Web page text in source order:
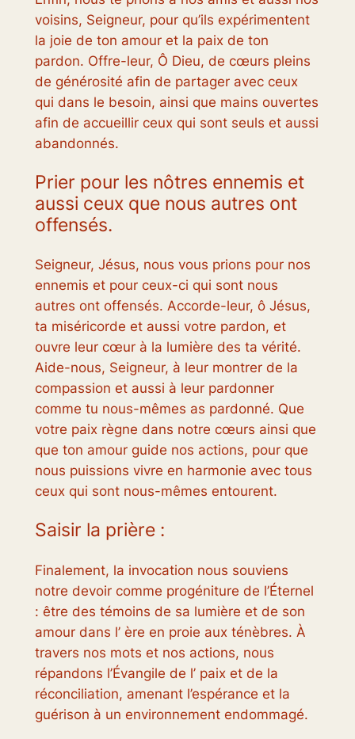
voisins, Seigneur, pour qu’ils expérimentent
la joie de ton amour et la paix de ton
pardon. Offre-leur, Ô Dieu, de cœurs pleins
de générosité afin de partager avec ceux
qui dans le besoin, ainsi que mains ouvertes
afin de accueillir ceux qui sont seuls et aussi
abandonnés.
Prier pour les nôtres ennemis et
aussi ceux que nous autres ont
offensés.
Seigneur, Jésus, nous vous prions pour nos
ennemis et pour ceux-ci qui sont nous
autres ont offensés. Accorde-leur, ô Jésus,
ta miséricorde et aussi votre pardon, et
ouvre leur cœur à la lumière des ta vérité.
Aide-nous, Seigneur, à leur montrer de la
compassion et aussi à leur pardonner
comme tu nous-mêmes as pardonné. Que
votre paix règne dans notre cœurs ainsi que
que ton amour guide nos actions, pour que
nous puissions vivre en harmonie avec tous
ceux qui sont nous-mêmes entourent.
Saisir la prière :
Finalement, la invocation nous souviens
notre devoir comme progéniture de l’Éternel
: être des témoins de sa lumière et de son
amour dans l’ ère en proie aux ténèbres. À
travers nos mots et nos actions, nous
répandons l’Évangile de l’ paix et de la
réconciliation, amenant l’espérance et la
guérison à un environnement endommagé.